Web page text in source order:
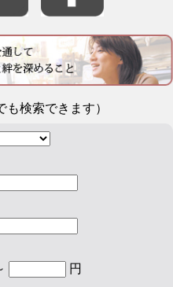
検索できます）
円